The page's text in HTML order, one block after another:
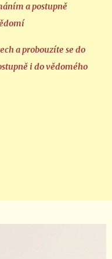
a postupně
a probouzíte se do
i do vědomého